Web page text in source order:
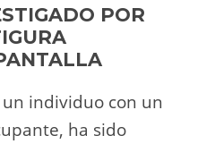
POR
individuo con un
ha sido